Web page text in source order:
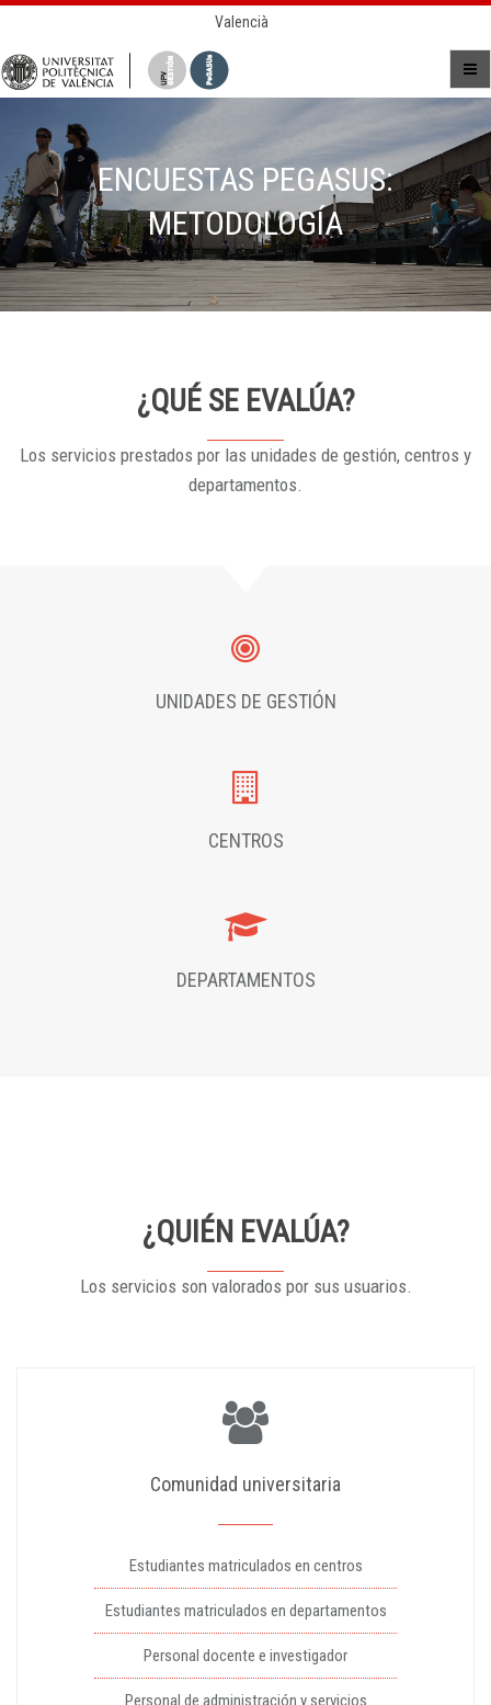
Valencià
ENCUESTAS PEGASUS:
METODOLOGÍA
¿QUÉ SE EVALÚA?
Los servicios prestados por las unidades de gestión, centros y
departamentos.
UNIDADES DE GESTIÓN
CENTROS
DEPARTAMENTOS
¿QUIÉN EVALÚA?
Los servicios son valorados por sus usuarios.
Comunidad universitaria
Estudiantes matriculados en centros
Estudiantes matriculados en departamentos
Personal docente e investigador
Personal de administración y servicios